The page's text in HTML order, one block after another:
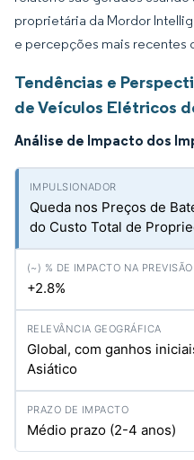
proprietária da Mordor
e percepções mais recentes
Tendências e
de Veículos Elétricos
Análise de Impacto dos
Queda nos Preços de
do Custo Total de
+2.8%
Global, com ganhos
Asiático
Médio prazo (2-4 anos)